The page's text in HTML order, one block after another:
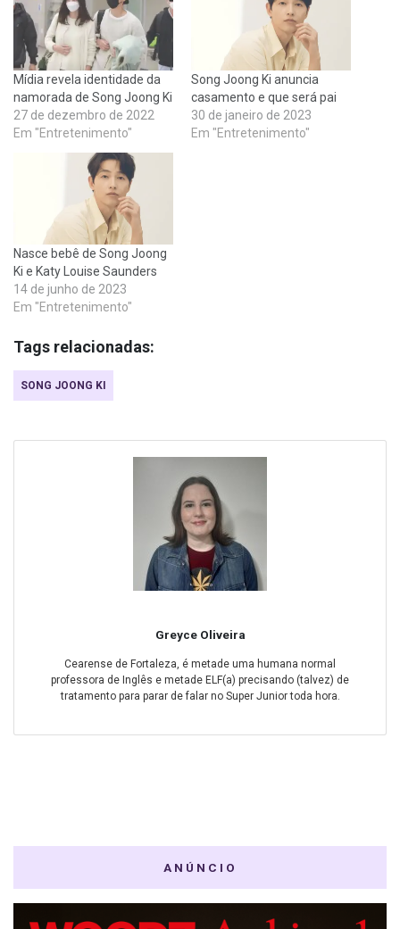
Mídia revela identidade da
namorada de Song Joong Ki
27 de dezembro de 2022
Em "Entretenimento"
Song Joong Ki anuncia
casamento e que será pai
30 de janeiro de 2023
Em "Entretenimento"
Nasce bebê de Song Joong
Ki e Katy Louise Saunders
14 de junho de 2023
Em "Entretenimento"
Tags relacionadas:
SONG JOONG KI
Greyce Oliveira
Cearense de Fortaleza, é metade uma humana normal
professora de Inglês e metade ELF(a) precisando (talvez) de
tratamento para parar de falar no Super Junior toda hora.
ANÚNCIO